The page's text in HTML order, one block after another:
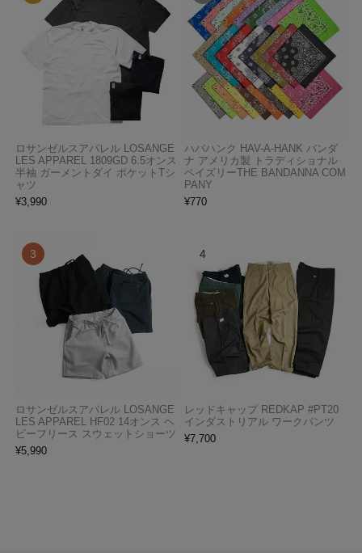
ロサンゼルスアパレル LOSANGE
LES APPAREL 1809GD 6.5オンス
半袖 ガーメントダイ ポケットTシ
ャツ
¥3,990
ハバハンク HAV-A-HANK バンダ
ナ アメリカ製 トラディショナル
ペイズリーTHE BANDANNA COM
PANY
¥770
ロサンゼルスアパレル LOSANGE
LES APPAREL HF02 14オンス ヘ
ビーフリース スウェットショーツ
¥5,990
レッドキャップ REDKAP #PT20
インダストリアル ワークパンツ
¥7,700